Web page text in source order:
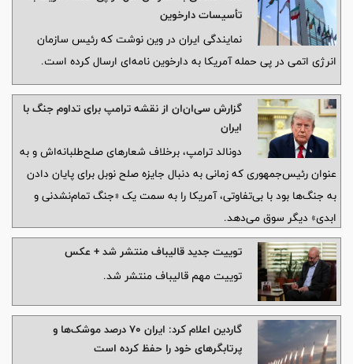
تأسیسات دارخوین
نمایندگی ایران در وین نوشت که رئیس سازمان
انرژی اتمی در پی حمله آمریکا به دارخوین نامه‌ای ارسال کرده است.
گزارش سی‌ان‌ان از نقشه ترامپ برای تداوم جنگ با
ایران
دونالد ترامپ، برخلاف شعارهای صلح‌طلبانه‌اش و به
عنوان رئیس‌جمهوری که زمانی به دنبال جایزه صلح نوبل برای پایان دادن
به جنگ‌ها بود با بی‌تفاوتی، آمریکا را به سمت یک «جنگ تمام‌نشدنی و
ابدی» دیگر سوق می‌دهد.
توییت جدید قالیباف منتشر شد + عکس
توییت مهم قالیباف منتشر شد.
گاردین اعلام کرد: ایران ۷۰ درصد موشک‌ها و
پرتابگرهای خود را حفظ کرده است